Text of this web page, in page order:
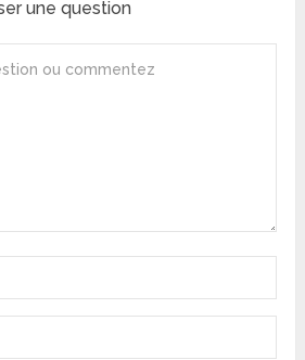
une question